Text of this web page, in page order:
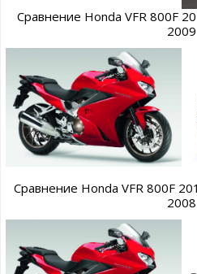
Сравнение Honda VFR 800F
2009
Сравнение Honda VFR 800F
2008